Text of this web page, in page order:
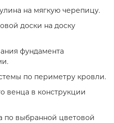
на мягкую черепицу.
доски на доску
фундамента
по периметру кровли.
венца в конструкции
по выбранной цветовой